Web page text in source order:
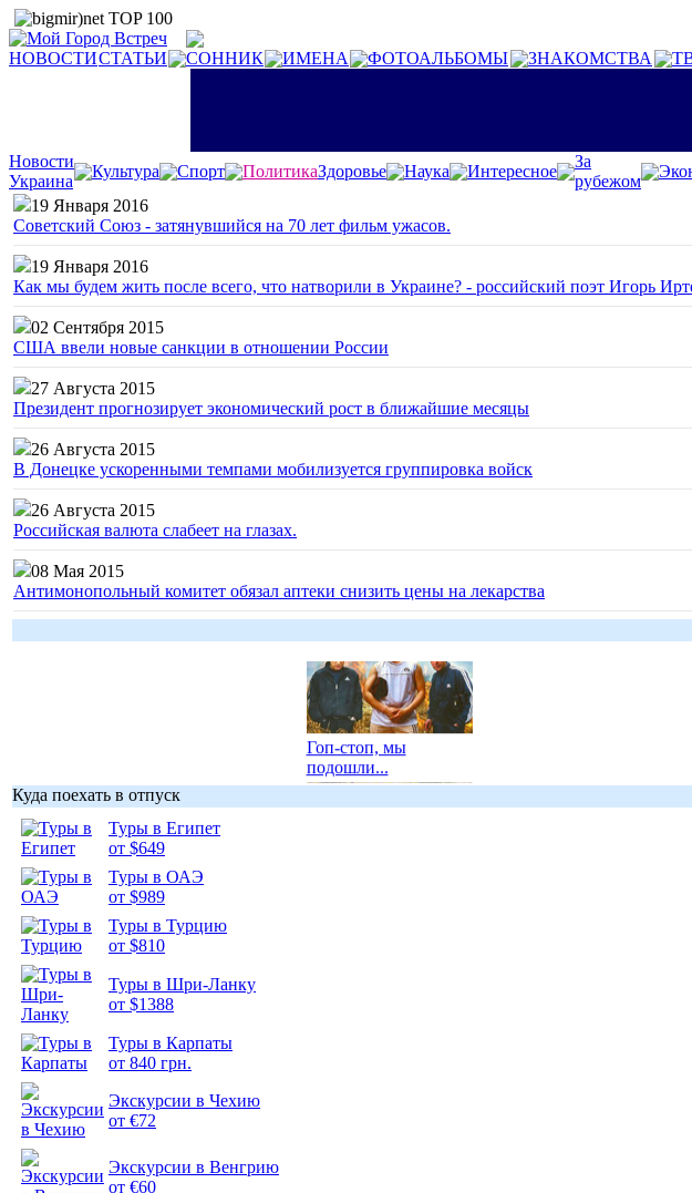
НОВОСТИСТАТЬИ СОННИК ИМЕНА ФОТОАЛЬБОМЫ ЗНАКОМСТВА
Новости
Украина
Культура Спорт ПолитикаЗдоровье Наука Интересное
За
рубежом
19 Января 2016
Советский Союз - затянувшийся на 70 лет фильм ужасов.
19 Января 2016
Как мы будем жить после всего, что натворили в Украине? - российский поэт Игорь
02 Сентября 2015
США ввели новые санкции в отношении России
27 Августа 2015
Президент прогнозирует экономический рост в ближайшие месяцы
26 Августа 2015
В Донецке ускоренными темпами мобилизуется группировка войск
26 Августа 2015
Российская валюта слабеет на глазах.
08 Мая 2015
Антимонопольный комитет обязал аптеки снизить цены на лекарства
Гоп-стоп, мы
подошли...
Куда поехать в отпуск
Туры в Египет
от $649
Туры в ОАЭ
от $989
Туры в Турцию
от $810
Туры в Шри-Ланку
от $1388
Туры в Карпаты
от 840 грн.
Экскурсии в Чехию
от €72
Экскурсии в Венгрию
от €60